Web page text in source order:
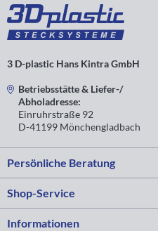
3 D-plastic Hans Kintra GmbH
Betriebsstätte & Liefer-/
Abholadresse:
Einruhrstraße 92
D-41199 Mönchengladbach
Persönliche Beratung
Shop-Service
Informationen